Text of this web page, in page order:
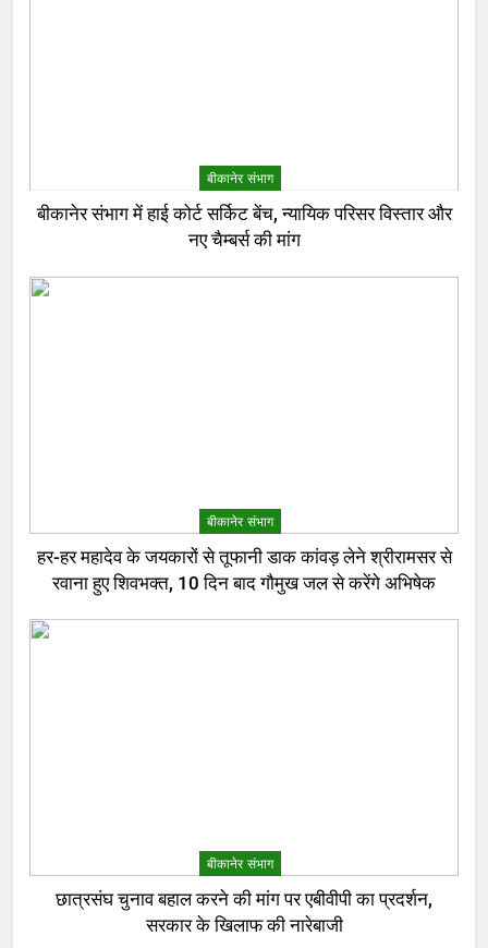
बीकानेर संभाग
बीकानेर संभाग में हाई कोर्ट सर्किट बेंच, न्यायिक परिसर विस्तार और
नए चैम्बर्स की मांग
बीकानेर संभाग
हर-हर महादेव के जयकारों से तूफानी डाक कांवड़ लेने श्रीरामसर से
रवाना हुए शिवभक्त, 10 दिन बाद गौमुख जल से करेंगे अभिषेक
बीकानेर संभाग
छात्रसंघ चुनाव बहाल करने की मांग पर एबीवीपी का प्रदर्शन,
सरकार के खिलाफ की नारेबाजी